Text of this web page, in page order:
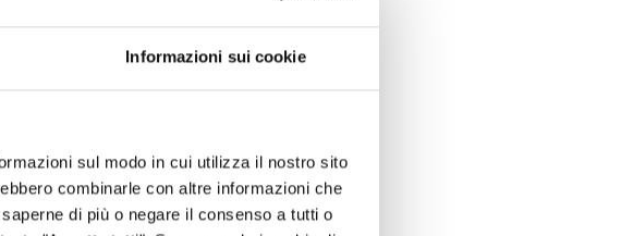
Informazioni sui cookie
sul modo in cui utilizza il nostro sito
combinarle con altre informazioni che
di più o negare il consenso a tutti o